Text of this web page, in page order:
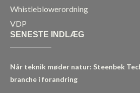
Whistleblowerordning
VDP
SENESTE INDLÆG
Når teknik møder natur: Steenbek
branche i forandring